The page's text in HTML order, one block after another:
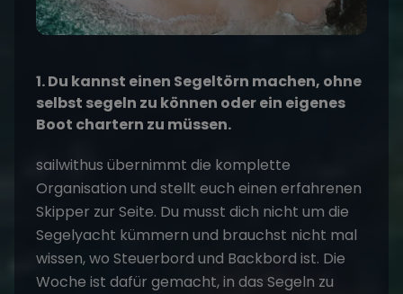
1. Du kannst einen Segeltörn machen, ohne
selbst segeln zu können oder ein eigenes
Boot chartern zu müssen.
sailwithus übernimmt die komplette
Organisation und stellt euch einen erfahrenen
Skipper zur Seite. Du musst dich nicht um die
Segelyacht kümmern und brauchst nicht mal
wissen, wo Steuerbord und Backbord ist. Die
Woche ist dafür gemacht, in das Segeln zu